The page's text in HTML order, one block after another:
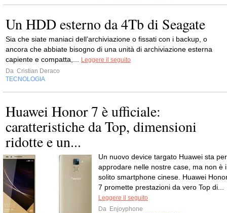
Un HDD esterno da 4Tb di Seagate
Sia che siate maniaci dell’archiviazione o fissati con i backup, o
ancora che abbiate bisogno di una unità di archiviazione esterna
capiente e compatta,...
Leggere il seguito
Da Cristian Deraco
TECNOLOGIA
Huawei Honor 7 è ufficiale:
caratteristiche da Top, dimensioni
ridotte e un...
Un nuovo device targato Huawei sta per
approdare nelle nostre case, ma non è
solito smartphone cinese. Huawei
7 promette prestazioni da vero Top di...
Leggere il seguito
Da Enjoyphone